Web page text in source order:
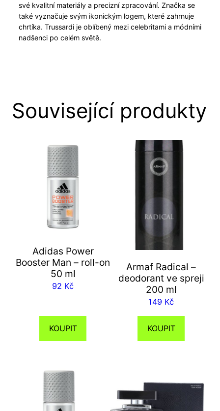
své kvalitní materiály a precizní zpracování. Značka se
také vyznačuje svým ikonickým logem, které zahrnuje
chrtíka. Trussardi je oblíbený mezi celebritami a módními
nadšenci po celém světě.
Související produkty
Adidas Power
Booster Man – roll-on
50 ml
92 Kč
KOUPIT
Armaf Radical –
deodorant ve spreji
200 ml
149 Kč
KOUPIT